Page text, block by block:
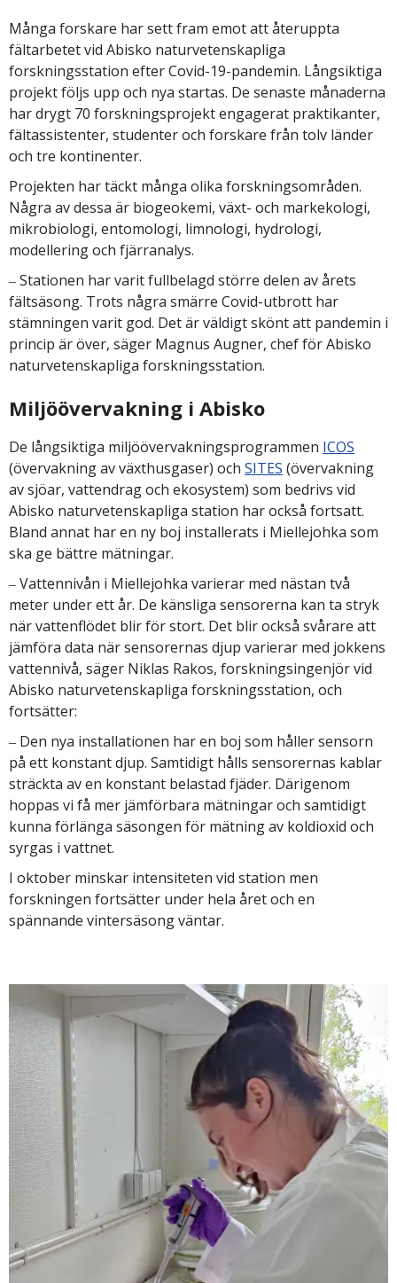
Många forskare har sett fram emot att återuppta
fältarbetet vid Abisko naturvetenskapliga
forskningsstation efter Covid-19-pandemin. Långsiktiga
projekt följs upp och nya startas. De senaste månaderna
har drygt 70 forskningsprojekt engagerat praktikanter,
fältassistenter, studenter och forskare från tolv länder
och tre kontinenter.
Projekten har täckt många olika forskningsområden.
Några av dessa är biogeokemi, växt- och markekologi,
mikrobiologi, entomologi, limnologi, hydrologi,
modellering och fjärranalys.
‒ Stationen har varit fullbelagd större delen av årets
fältsäsong. Trots några smärre Covid-utbrott har
stämningen varit god. Det är väldigt skönt att pandemin i
princip är över, säger Magnus Augner, chef för Abisko
naturvetenskapliga forskningsstation.
Miljöövervakning i Abisko
De långsiktiga miljöövervakningsprogrammen ICOS
(övervakning av växthusgaser) och SITES (övervakning
av sjöar, vattendrag och ekosystem) som bedrivs vid
Abisko naturvetenskapliga station har också fortsatt.
Bland annat har en ny boj installerats i Miellejohka som
ska ge bättre mätningar.
‒ Vattennivån i Miellejohka varierar med nästan två
meter under ett år. De känsliga sensorerna kan ta stryk
när vattenflödet blir för stort. Det blir också svårare att
jämföra data när sensorernas djup varierar med jokkens
vattennivå, säger Niklas Rakos, forskningsingenjör vid
Abisko naturvetenskapliga forskningsstation, och
fortsätter:
‒ Den nya installationen har en boj som håller sensorn
på ett konstant djup. Samtidigt hålls sensorernas kablar
sträckta av en konstant belastad fjäder. Därigenom
hoppas vi få mer jämförbara mätningar och samtidigt
kunna förlänga säsongen för mätning av koldioxid och
syrgas i vattnet.
I oktober minskar intensiteten vid station men
forskningen fortsätter under hela året och en
spännande vintersäsong väntar.